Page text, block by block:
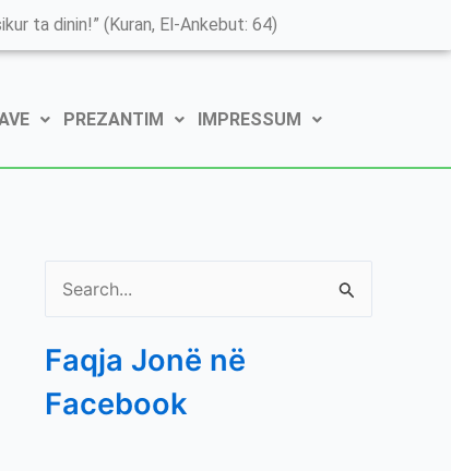
ta dinin!” (Kuran, El-Ankebut: 64)
PREZANTIM IMPRESSUM
a
r
Faqja Jonë në
Facebook
K
a
e
i
e
P